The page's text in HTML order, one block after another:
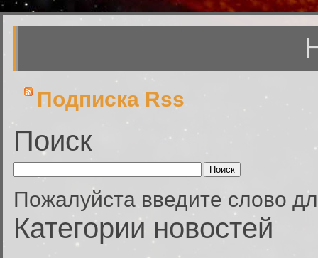
Подписка Rss
Поиск
Пожалуйста введите слово
Категории новостей